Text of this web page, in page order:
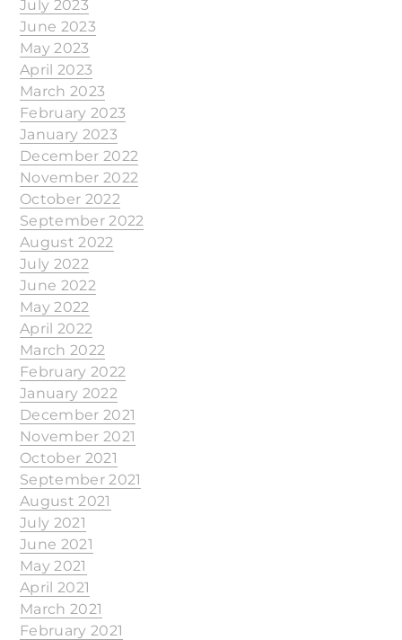
July 2023
June 2023
May 2023
April 2023
March 2023
February 2023
January 2023
December 2022
November 2022
October 2022
September 2022
August 2022
July 2022
June 2022
May 2022
April 2022
March 2022
February 2022
January 2022
December 2021
November 2021
October 2021
September 2021
August 2021
July 2021
June 2021
May 2021
April 2021
March 2021
February 2021